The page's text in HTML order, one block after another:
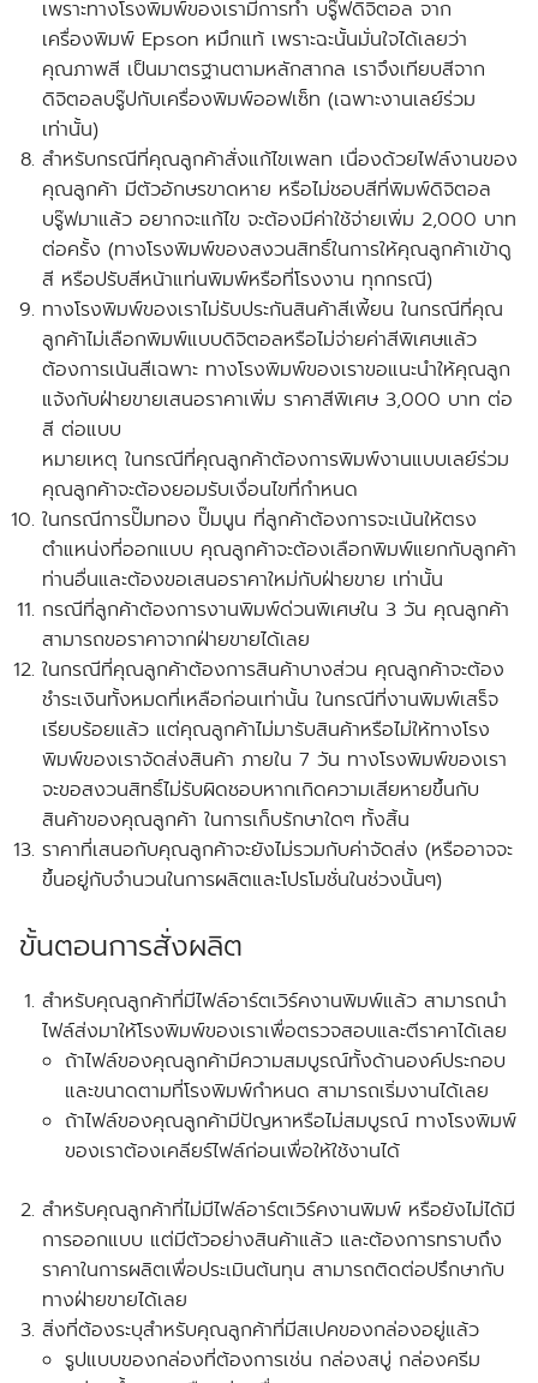
เพราะทางโรงพิมพ์ของเรามีการทำ บรู๊ฟดิจิตอล จาก
เครื่องพิมพ์ Epson หมึกแท้ เพราะฉะนั้นมั่นใจได้เลยว่า
คุณภาพสี เป็นมาตรฐานตามหลักสากล เราจึงเทียบสีจาก
ดิจิตอลบรู๊ปกับเครื่องพิมพ์ออฟเซ็ท (เฉพาะงานเลย์ร่วม
เท่านั้น)
สำหรับกรณีที่คุณลูกค้าสั่งแก้ไขเพลท เนื่องด้วยไฟล์งานของ
คุณลูกค้า มีตัวอักษรขาดหาย หรือไม่ชอบสีที่พิมพ์ดิจิตอล
บรู๊ฟมาแล้ว อยากจะแก้ไข จะต้องมีค่าใช้จ่ายเพิ่ม 2,000 บาท
ต่อครั้ง(ทางโรงพิมพ์ของสงวนสิทธิ์ในการให้คุณลูกค้าเข้าดู
สี หรือปรับสีหน้าแท่นพิมพ์หรือที่โรงงาน ทุกกรณี)
ทางโรงพิมพ์ของเราไม่รับประกันสินค้าสีเพี้ยน ในกรณีที่คุณ
ลูกค้าไม่เลือกพิมพ์แบบดิจิตอลหรือไม่จ่ายค่าสีพิเศษแล้ว
ต้องการเน้นสีเฉพาะ ทางโรงพิมพ์ของเราขอแนะนำให้คุณลูก
แจ้งกับฝ่ายขายเสนอราคาเพิ่ม ราคาสีพิเศษ 3,000 บาท ต่อ
สี ต่อแบบ
หมายเหตุ ในกรณีที่คุณลูกค้าต้องการพิมพ์งานแบบเลย์ร่วม
คุณลูกค้าจะต้องยอมรับเงื่อนไขที่กำหนด
ในกรณีการปั๊มทอง ปั๊มนูน ที่ลูกค้าต้องการจะเน้นให้ตรง
ตำแหน่งที่ออกแบบ คุณลูกค้าจะต้องเลือกพิมพ์แยกกับลูกค้า
ท่านอื่นและต้องขอเสนอราคาใหม่กับฝ่ายขาย เท่านั้น
กรณีที่ลูกค้าต้องการงานพิมพ์ด่วนพิเศษใน 3 วัน คุณลูกค้า
สามารถขอราคาจากฝ่ายขายได้เลย
ในกรณีที่คุณลูกค้าต้องการสินค้าบางส่วน คุณลูกค้าจะต้อง
ชำระเงินทั้งหมดที่เหลือก่อนเท่านั้น ในกรณีที่งานพิมพ์เสร็จ
เรียบร้อยแล้ว แต่คุณลูกค้าไม่มารับสินค้าหรือไม่ให้ทางโรง
พิมพ์ของเราจัดส่งสินค้า ภายใน 7 วัน ทางโรงพิมพ์ของเรา
จะขอสงวนสิทธิ์ไม่รับผิดชอบหากเกิดความเสียหายขึ้นกับ
สินค้าของคุณลูกค้า ในการเก็บรักษาใดๆ ทั้งสิ้น
ราคาที่เสนอกับคุณลูกค้าจะยังไม่รวมกับค่าจัดส่ง(หรืออาจจะ
ขึ้นอยู่กับจำนวนในการผลิตและโปรโมชั่นในช่วงนั้นๆ)
ขั้นตอนการสั่งผลิต
สำหรับคุณลูกค้าที่มีไฟล์อาร์ตเวิร์คงานพิมพ์แล้ว สามารถนำ
ไฟล์ส่งมาให้โรงพิมพ์ของเราเพื่อตรวจสอบและตีราคาได้เลย
ถ้าไฟล์ของคุณลูกค้ามีความสมบูรณ์ทั้งด้านองค์ประกอบ
และขนาดตามที่โรงพิมพ์กำหนด สามารถเริ่มงานได้เลย
ถ้าไฟล์ของคุณลูกค้ามีปัญหาหรือไม่สมบูรณ์ ทางโรงพิมพ์
ของเราต้องเคลียร์ไฟล์ก่อนเพื่อให้ใช้งานได้
สำหรับคุณลูกค้าที่ไม่มีไฟล์อาร์ตเวิร์คงานพิมพ์ หรือยังไม่ได้มี
การออกแบบ แต่มีตัวอย่างสินค้าแล้ว และต้องการทราบถึง
ราคาในการผลิตเพื่อประเมินต้นทุน สามารถติดต่อปรึกษากับ
ทางฝ่ายขายได้เลย
สิ่งที่ต้องระบุสำหรับคุณลูกค้าที่มีสเปคของกล่องอยู่แล้ว
รูปแบบของกล่องที่ต้องการเช่น กล่องสบู่ กล่องครีม